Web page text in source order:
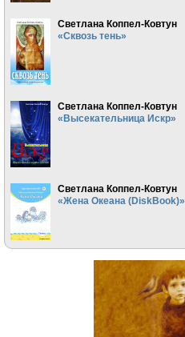
Светлана Коппел-Ковтун
«Сквозь тень»
Светлана Коппел-Ковтун
«Высекательница Искр»
Светлана Коппел-Ковтун
«Жена Океана (DiskBook)»